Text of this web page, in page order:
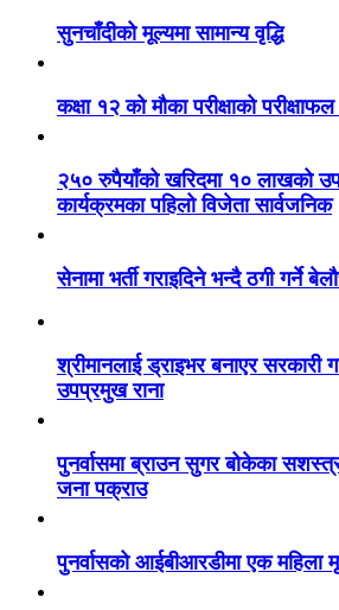
सुनचाँदीको मूल्यमा सामान्य वृद्धि
कक्षा १२ को मौका परीक्षाको
२५० रुपैयाँको खरिदमा १० लाखको
कार्यक्रमका पहिलो विजेता सार्वजनिक
सेनामा भर्ती गराइदिने भन्दै ठगी गर्ने
श्रीमानलाई ड्राइभर बनाएर सरकारी
उपप्रमुख राना
पुनर्वासमा ब्राउन सुगर बोकेका
जना पक्राउ
पुनर्वासको आईबीआरडीमा एक महिला